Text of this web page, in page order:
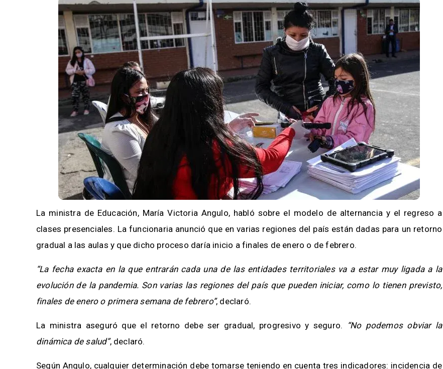
La ministra de Educación, María Victoria Angulo, habló sobre el modelo de alternancia y el regreso a
clases presenciales. La funcionaria anunció que en varias regiones del país están dadas para un retorno
gradual a las aulas y que dicho proceso daría inicio a finales de enero o de febrero.
“La fecha exacta en la que entrarán cada una de las entidades territoriales va a estar muy ligada a la
evolución de la pandemia. Son varias las regiones del país que pueden iniciar, como lo tienen previsto,
finales de enero o primera semana de febrero”, declaró.
La ministra aseguró que el retorno debe ser gradual, progresivo y seguro.
“No podemos obviar la
dinámica de salud”, declaró.
Según Angulo, cualquier determinación debe tomarse teniendo en cuenta tres indicadores: incidencia de